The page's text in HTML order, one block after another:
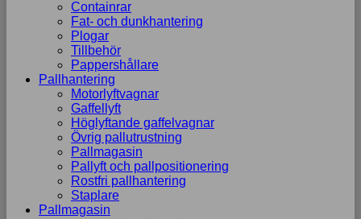
Containrar
Fat- och dunkhantering
Plogar
Tillbehör
Pappershållare
Pallhantering
Motorlyftvagnar
Gaffellyft
Höglyftande gaffelvagnar
Övrig pallutrustning
Pallmagasin
Pallyft och pallpositionering
Rostfri pallhantering
Staplare
Pallmagasin